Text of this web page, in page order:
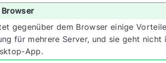
gegenüber dem Browser einige
für mehrere Server, und sie geht
App.